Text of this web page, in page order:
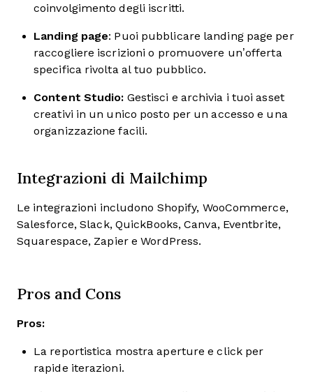
coinvolgimento degli iscritti.
Landing page: Puoi pubblicare landing page per
raccogliere iscrizioni o promuovere un’offerta
specifica rivolta al tuo pubblico.
Content Studio: Gestisci e archivia i tuoi asset
creativi in un unico posto per un accesso e una
organizzazione facili.
Integrazioni di Mailchimp
Le integrazioni includono Shopify, WooCommerce,
Salesforce, Slack, QuickBooks, Canva, Eventbrite,
Squarespace, Zapier e WordPress.
Pros and Cons
Pros:
La reportistica mostra aperture e click per
rapide iterazioni.